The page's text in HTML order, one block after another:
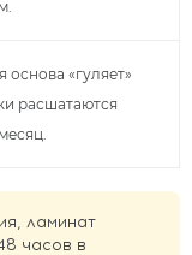
основа «гуляет»
расшатаются
ламинат
часов в